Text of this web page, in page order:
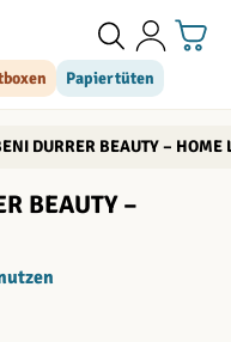
Papiertüten
DURRER BEAUTY – HOME
BEAUTY –